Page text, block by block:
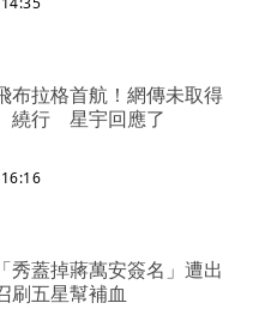
布拉格首航！網傳未取得
繞行 星宇回應了
秀蓋掉蔣萬安簽名」遭出
五星幫補血